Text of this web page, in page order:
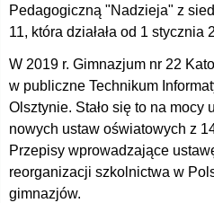
Pedagogiczną "Nadzieja" z
11, która działała od 1
W 2019 r. Gimnazjum nr 22
w publiczne Technikum
Olsztynie. Stało się to na mocy
nowych ustaw oświatowych z
Przepisy wprowadzające
reorganizacji szkolnictwa w
gimnazjów.